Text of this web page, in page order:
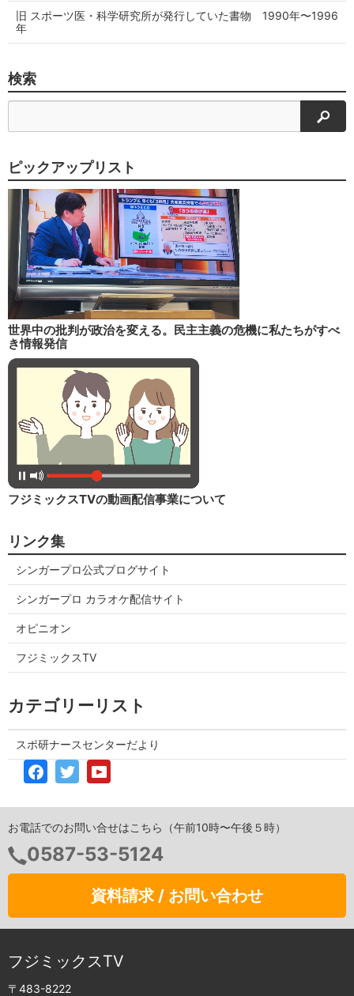
旧 スポーツ医・科学研究所が発行していた書物 1990年〜1996
年
検索
検索
ピックアップリスト
世界中の批判が政治を変える。民主主義の危機に私たちがすべ
き情報発信
フジミックスTVの動画配信事業について
リンク集
シンガープロ公式ブログサイト
シンガープロ カラオケ配信サイト
オピニオン
フジミックスTV
カテゴリーリスト
スポ研ナースセンターだより
お電話でのお問い合せはこちら（午前10時〜午後５時）
0587-53-5124
資料請求 / お問い合わせ
フジミックスTV
〒483-8222